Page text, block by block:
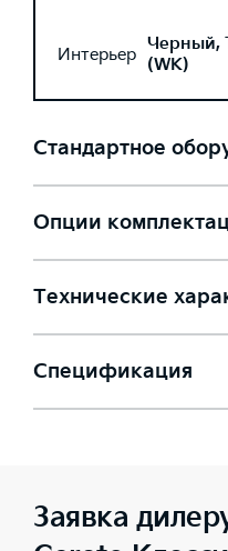
Интерьер Черный,
(WK)
Стандартное
Опции
Технические
Спецификация
Заявка